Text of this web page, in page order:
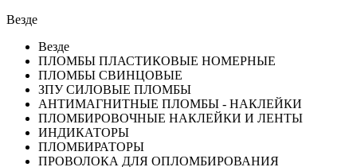
Везде
Везде
ПЛОМБЫ ПЛАСТИКОВЫЕ НОМЕРНЫЕ
ПЛОМБЫ СВИНЦОВЫЕ
ЗПУ СИЛОВЫЕ ПЛОМБЫ
АНТИМАГНИТНЫЕ ПЛОМБЫ - НАКЛЕЙКИ
ПЛОМБИРОВОЧНЫЕ НАКЛЕЙКИ И ЛЕНТЫ
ИНДИКАТОРЫ
ПЛОМБИРАТОРЫ
ПРОВОЛОКА ДЛЯ ОПЛОМБИРОВАНИЯ